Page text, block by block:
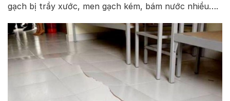
gạch bị trầy xước, men gạch kém, bám nước nhiều….